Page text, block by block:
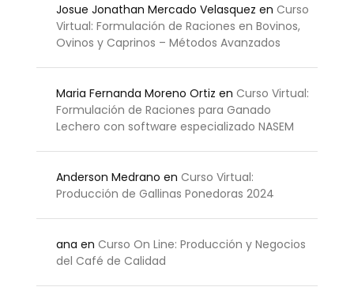
Josue Jonathan Mercado Velasquez en Curso
Virtual: Formulación de Raciones en Bovinos,
Ovinos y Caprinos – Métodos Avanzados
Maria Fernanda Moreno Ortiz en Curso Virtual:
Formulación de Raciones para Ganado
Lechero con software especializado NASEM
Anderson Medrano en Curso Virtual:
Producción de Gallinas Ponedoras 2024
ana en Curso On Line: Producción y Negocios
del Café de Calidad